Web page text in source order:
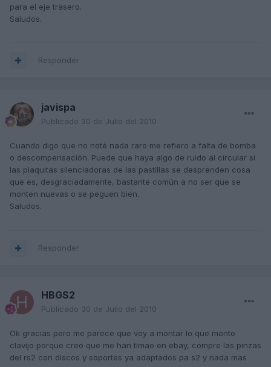
para el eje trasero.
Saludos.
Responder
javispa
Publicado 30 de Julio del 2010
Cuando digo que no noté nada raro me refiero a falta de bomba
o descompensación. Puede que haya algo de ruido al circular si
las plaquitas silenciadoras de las pastillas se desprenden cosa
que es, desgraciadamente, bastante común a no ser que se
monten nuevas o se peguen bien.
Saludos.
Responder
HBGS2
Publicado 30 de Julio del 2010
Ok gracias pero me parece que voy a montar lo que monto
clavijo porque creo que me han timao en ebay, compre las pinzas
del rs2 con discos y soportes ya adaptados pa s2 y nada mas